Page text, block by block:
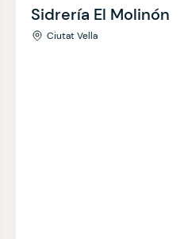
Sidrería El Molinón
Ciutat Vella